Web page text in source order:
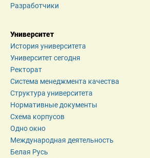
Разработчики
Университет
История университета
Университет сегодня
Ректорат
Система менеджмента качества
Структура университета
Нормативные документы
Схема корпусов
Одно окно
Международная деятельность
Белая Русь